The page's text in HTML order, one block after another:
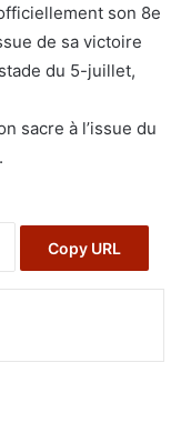
son 8e
de sa victoire
du 5-juillet,
sacre à l’issue du
Copy URL